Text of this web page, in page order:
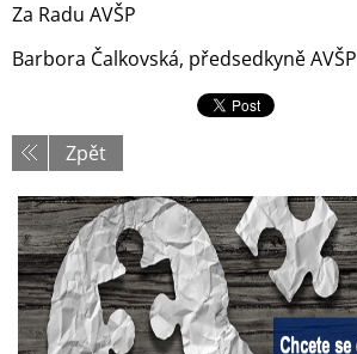
Za Radu AVŠP
Barbora Čalkovská, předsedkyně AVŠP
Zpět